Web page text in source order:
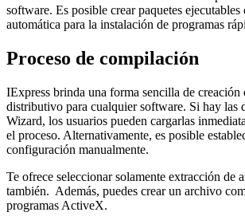
software. Es posible crear paquetes
automática para la instalación de programas
Proceso de compilación
IExpress brinda una forma sencilla de creación
distributivo para cualquier software. Si hay las
Wizard, los usuarios pueden cargarlas
el proceso. Alternativamente, es posible
configuración manualmente.
Te ofrece seleccionar solamente extracción de
también. Además, puedes crear un archivo
programas ActiveX.